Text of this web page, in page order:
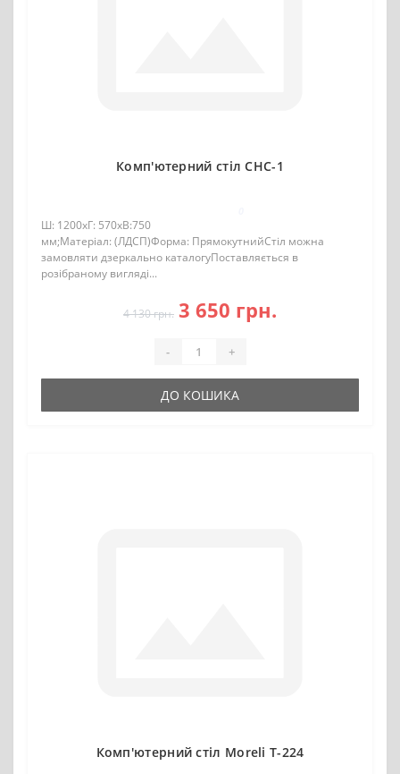
Комп'ютерний стіл CHC-1
Ш: 1200хГ: 570хВ:750
мм;Матеріал: (ЛДСП)Форма: ПрямокутнийСтіл можна
замовляти дзеркально каталогуПоставляється в
розібраному вигляді...
4 130 грн. 3 650 грн.
- +
ДО КОШИКА
Комп'ютерний стіл Moreli T-224